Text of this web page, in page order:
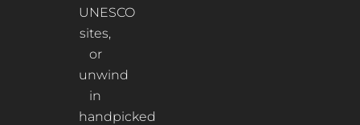
UNESCO
sites,
or
unwind
in
handpicked